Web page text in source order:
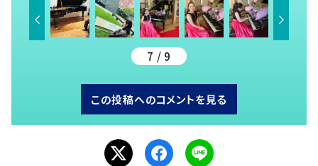
7 / 9
この投稿へのコメントを見る